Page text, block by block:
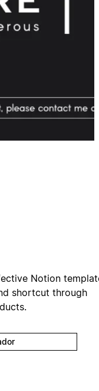
Notion
shortcut through